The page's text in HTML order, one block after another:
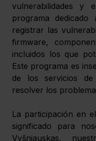
vulnerabilidades y
programa
registrar las
firmware,
incluidos los que
Este programa es
de los servicios de
resolver los
La participación en
significado para
Vyšniauskas,